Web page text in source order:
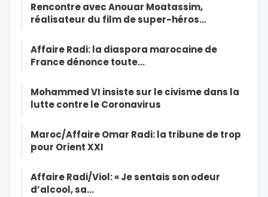
Rencontre avec Anouar Moatassim,
réalisateur du film de super-héros…
Affaire Radi: la diaspora marocaine de
France dénonce toute…
Mohammed VI insiste sur le civisme dans la
lutte contre le Coronavirus
Maroc/Affaire Omar Radi: la tribune de trop
pour Orient XXI
Affaire Radi/Viol: « Je sentais son odeur
d’alcool, sa…